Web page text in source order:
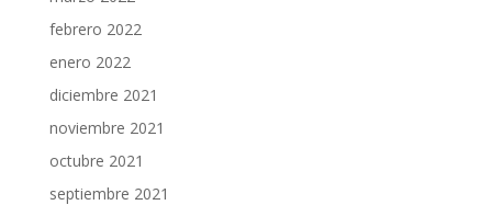
febrero 2022
enero 2022
diciembre 2021
noviembre 2021
octubre 2021
septiembre 2021